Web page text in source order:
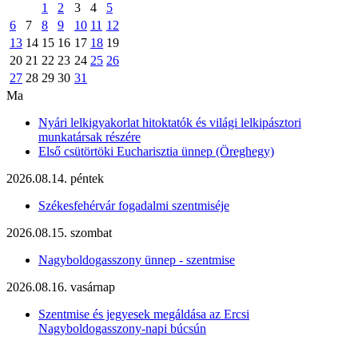
1
2 3 4
5
6
7 8 9 10 11 12
13 14 15 16 17 18 19
20 21 22 23 24 25 26
27 28 29 30 31
Ma
Nyári lelkigyakorlat hitoktatók és világi lelkipásztori
munkatársak részére
Első csütörtöki Eucharisztia ünnep (Öreghegy)
2026.08.14. péntek
Székesfehérvár fogadalmi szentmiséje
2026.08.15. szombat
Nagyboldogasszony ünnep - szentmise
2026.08.16. vasárnap
Szentmise és jegyesek megáldása az Ercsi
Nagyboldogasszony-napi búcsún